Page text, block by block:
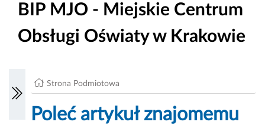
BIP MJO - Miejskie Centrum
Obsługi Oświaty w Krakowie
Strona Podmiotowa
Poleć artykuł znajomemu